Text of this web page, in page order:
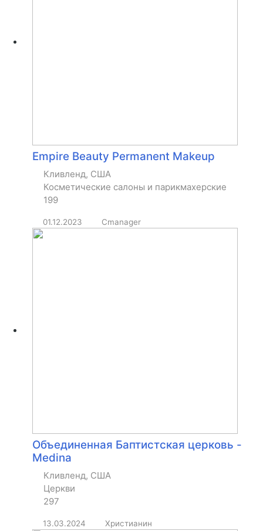
Empire Beauty Permanent Makeup
Кливленд, США
Косметические салоны и парикмахерские
199
01.12.2023 Cmanager
Объединенная Баптистская церковь -
Medina
Кливленд, США
Церкви
297
13.03.2024 Христианин